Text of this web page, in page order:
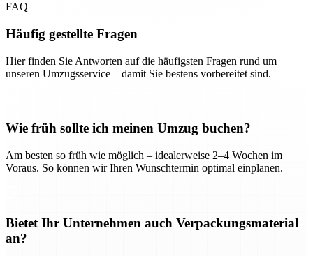
FAQ
Häufig gestellte Fragen
Hier finden Sie Antworten auf die häufigsten Fragen rund um
unseren Umzugsservice – damit Sie bestens vorbereitet sind.
Wie früh sollte ich meinen Umzug buchen?
Am besten so früh wie möglich – idealerweise 2–4 Wochen im
Voraus. So können wir Ihren Wunschtermin optimal einplanen.
Bietet Ihr Unternehmen auch Verpackungsmaterial
an?